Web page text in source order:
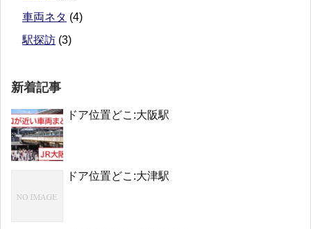
車両ネタ (4)
駅探訪 (3)
新着記事
ドア位置どこ:大阪駅
ドア位置どこ:大津駅